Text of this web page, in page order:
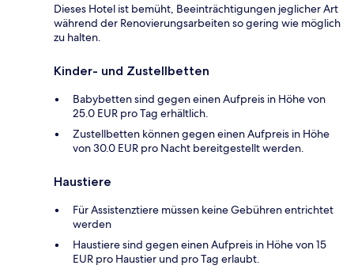
Dieses Hotel ist bemüht, Beeinträchtigungen jeglicher Art
während der Renovierungsarbeiten so gering wie möglich
zu halten.
Kinder- und Zustellbetten
Babybetten sind gegen einen Aufpreis in Höhe von
25.0 EUR pro Tag erhältlich.
Zustellbetten können gegen einen Aufpreis in Höhe
von 30.0 EUR pro Nacht bereitgestellt werden.
Haustiere
Für Assistenztiere müssen keine Gebühren entrichtet
werden
Haustiere sind gegen einen Aufpreis in Höhe von 15
EUR pro Haustier und pro Tag erlaubt.